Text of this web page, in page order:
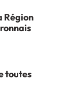
Région
toutes